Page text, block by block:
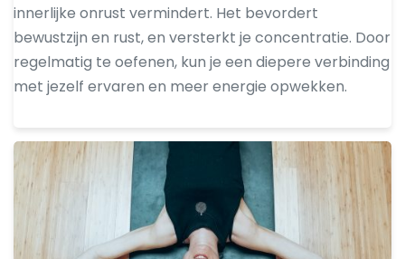
innerlijke onrust vermindert. Het bevordert
bewustzijn en rust, en versterkt je concentratie. Door
regelmatig te oefenen, kun je een diepere verbinding
met jezelf ervaren en meer energie opwekken.